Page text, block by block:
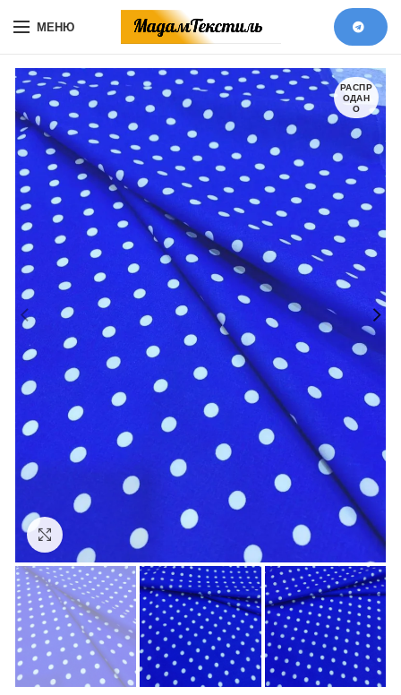
МЕНЮ
РАСПР
ОДАН
О